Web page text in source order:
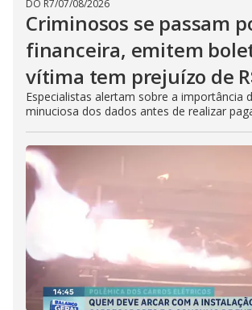
DO R7/07/08/2026
Criminosos se passam
financeira, emitem
vítima tem prejuízo de
Especialistas alertam sobre a importância
minuciosa dos dados antes de realizar